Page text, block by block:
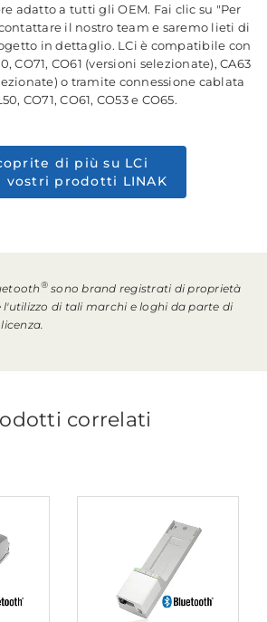
adatto a tutti gli OEM. Fai clic su "Per
il nostro team e saremo lieti di
in dettaglio. LCi è compatibile con
CO71, CO61 (versioni selezionate), CA63
o tramite connessione cablata
CO71, CO61, CO53 e CO65.
di più su LCi
vostri prodotti LINAK
®sono brand registrati di proprietà
l'utilizzo di tali marchi e loghi da parte di
correlati